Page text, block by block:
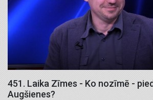
451. Laika Zīmes - Ko nozīmē -
Augšienes?